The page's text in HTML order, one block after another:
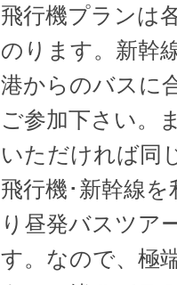
飛行機プランは
のります。新幹
港からのバスに
ご参加下さい。
いただければ同
飛行機･新幹線
り昼発バスツア
す。なので、極